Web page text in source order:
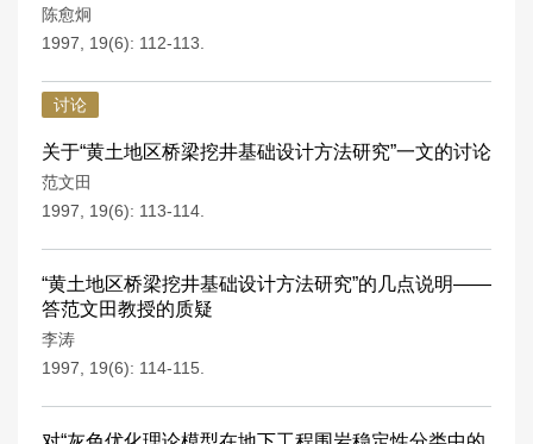
陈愈炯
1997, 19(6): 112-113.
讨论
关于“黄土地区桥梁挖井基础设计方法研究”一文的讨论
范文田
1997, 19(6): 113-114.
“黄土地区桥梁挖井基础设计方法研究”的几点说明——
答范文田教授的质疑
李涛
1997, 19(6): 114-115.